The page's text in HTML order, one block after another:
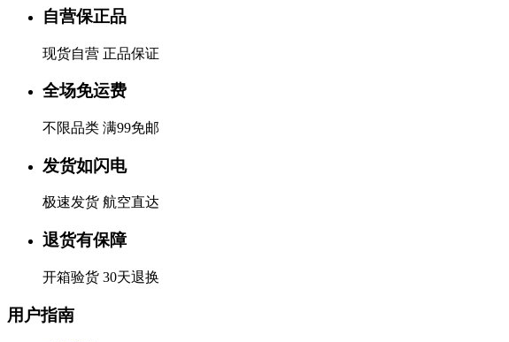
自营保正品
现货自营 正品保证
全场免运费
不限品类 满99免邮
发货如闪电
极速发货 航空直达
退货有保障
开箱验货 30天退换
用户指南